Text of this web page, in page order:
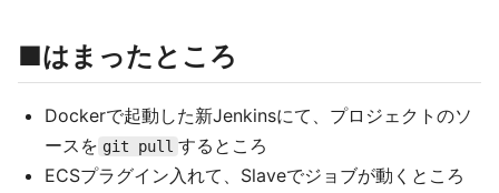
■はまったところ
Dockerで起動した新Jenkinsにて、プロジェクトのソ
ースを git pull するところ
ECSプラグイン入れて、Slaveでジョブが動くところ